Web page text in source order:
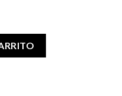
cantidad